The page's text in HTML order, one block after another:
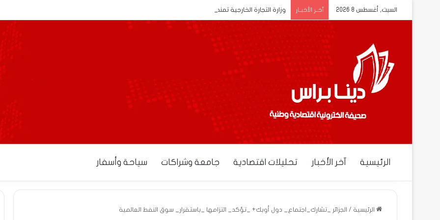
السبت, أغسطس 8 2026 آخــر الأخبــار وزارة التجارة الخارجية تمنح آجالاً إضافية للمصدرين لاستكمال إجراءات التوطين البنكي
الرئيسية آخر الأخبار تحليلات اقتصادية جامعة وشراكات سياحة وأسفار
الرئيسية / الجزائر _تشارك_اجتماع_ دول أوبك+ _تؤكد_ التزامها _باستقرار_ سوق النفط العالمية